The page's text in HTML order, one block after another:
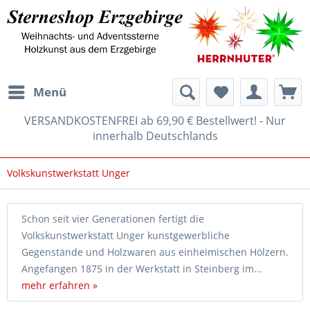
Menü
VERSANDKOSTENFREI ab 69,90 € Bestellwert! - Nur
innerhalb Deutschlands
Volkskunstwerkstatt Unger
Schon seit vier Generationen fertigt die
Volkskunstwerkstatt Unger kunstgewerbliche
Gegenstände und Holzwaren aus einheimischen Hölzern.
Angefangen 1875 in der Werkstatt in Steinberg im...
mehr erfahren »